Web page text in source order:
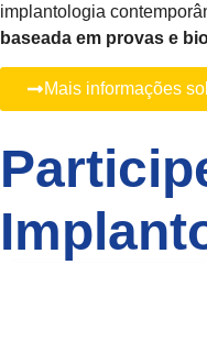
implantologia
baseada em provas e
Mais informações